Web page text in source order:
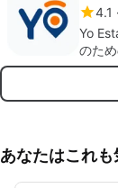
4.1
Yo
のた
あなたはこれも